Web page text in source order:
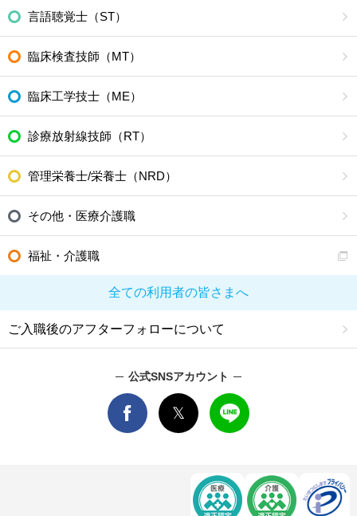
言語聴覚士（ST）
臨床検査技師（MT）
臨床工学技士（ME）
診療放射線技師（RT）
管理栄養士/栄養士（NRD）
その他・医療介護職
福祉・介護職
全ての利用者の皆さまへ
ご入職後のアフターフォローについて
公式SNSアカウント